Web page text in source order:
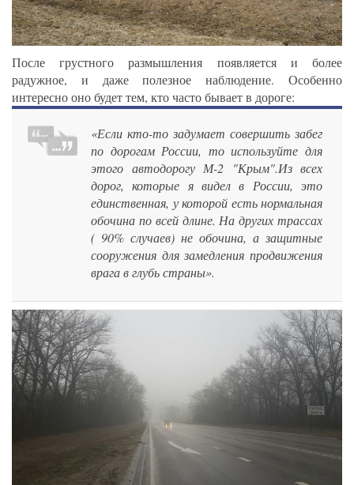
После грустного размышления появляется и более
радужное, и даже полезное наблюдение. Особенно
интересно оно будет тем, кто часто бывает в дороге:
«Если кто-то задумает совершить забег
по дорогам России, то используйте для
этого автодорогу М-2 "Крым".Из всех
дорог, которые я видел в России, это
единственная, у которой есть нормальная
обочина по всей длине. На других трассах
( 90% случаев) не обочина, а защитные
сооружения для замедления продвижения
врага в глубь страны».